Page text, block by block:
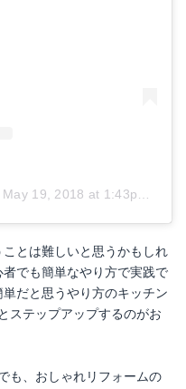
May 19, 2018 at 1:43pm PDT
とは難しいと思うかもしれ
でも簡単なやり方で実践で
だと思うやり方のキッチン
ステップアップするのがお
も、おしゃれリフォームの